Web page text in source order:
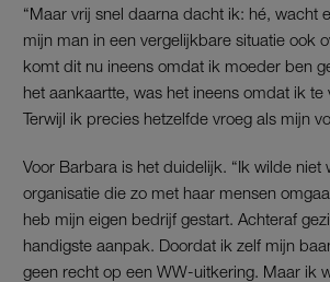
“Maar vrij snel daarna dacht ik: hé, wacht
mijn man in een vergelijkbare situatie ook
komt dit nu ineens omdat ik moeder ben
het aankaartte, was het ineens omdat ik te
Terwijl ik precies hetzelfde vroeg als mijn
Voor Barbara is het duidelijk. “Ik wilde niet
organisatie die zo met haar mensen
heb mijn eigen bedrijf gestart. Achteraf
handigste aanpak. Doordat ik zelf mijn
geen recht op een WW-uitkering. Maar ik